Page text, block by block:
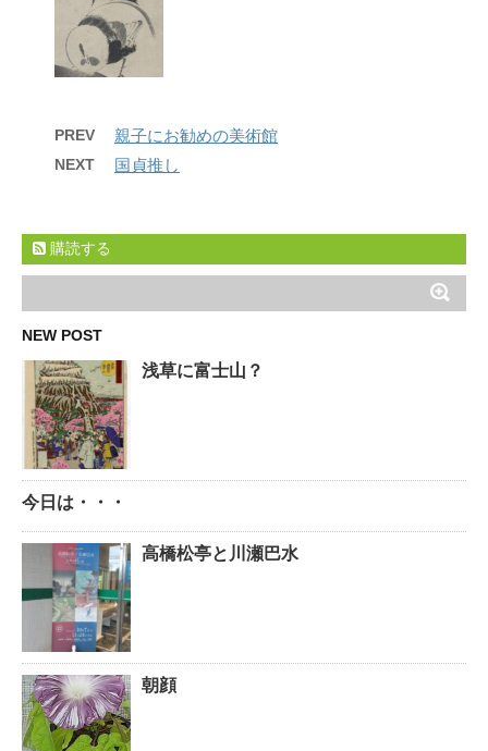
PREV 親子にお勧めの美術館
NEXT 国貞推し
購読する
NEW POST
浅草に富士山？
今日は・・・
高橋松亭と川瀬巴水
朝顔